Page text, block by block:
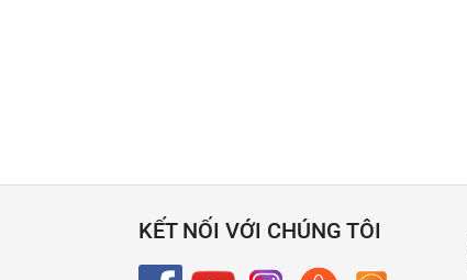
KẾT NỐI VỚI CHÚNG TÔI